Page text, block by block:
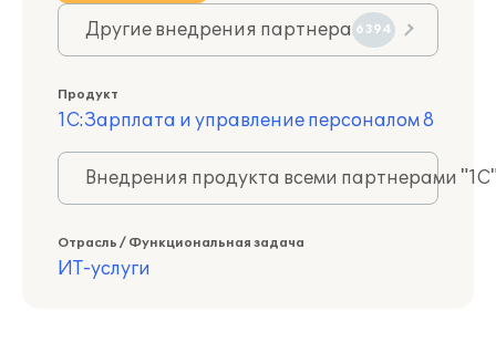
Другие внедрения партнера 6394
Продукт
1С:Зарплата и управление персоналом 8
Внедрения продукта всеми партнерами
Отрасль / Функциональная задача
ИТ-услуги